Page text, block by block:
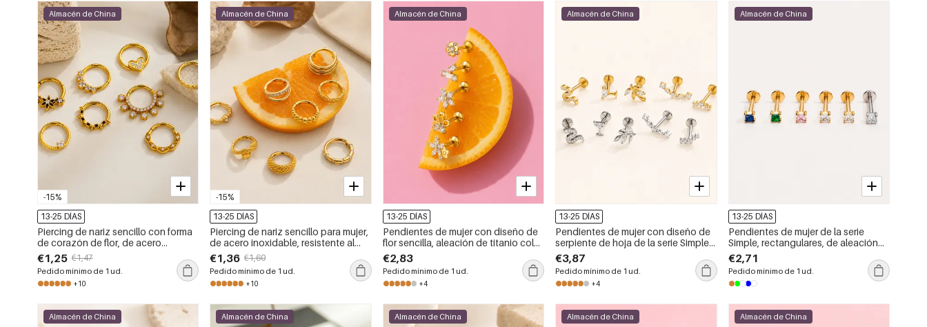
-15%
Almacén de China
13-25 DÍAS
Piercing de nariz sencillo con forma
de corazón de flor, de acero
inoxidable, resistente al agua, color
dorado y circonita, para mujer.
€1,25 €1,47
Pedido mínimo de 1 ud.
+10
-15%
Almacén de China
13-25 DÍAS
Piercing de nariz sencillo para mujer,
de acero inoxidable, resistente al
agua, color dorado y con circonita,
con diseño de serpiente.
€1,36 €1,60
Pedido mínimo de 1 ud.
+10
Almacén de China
13-25 DÍAS
Pendientes de mujer con diseño de
flor sencilla, aleación de titanio color
oro y circonita.
€2,83
Pedido mínimo de 1 ud.
+4
Almacén de China
13-25 DÍAS
Pendientes de mujer con diseño de
serpiente de hoja de la serie Simple,
aleación de titanio color oro y
circonita.
€3,87
Pedido mínimo de 1 ud.
+4
Almacén de China
13-25 DÍAS
Pendientes de mujer de la serie
Simple, rectangulares, de aleación
de titanio, color oro y con circonitas.
€2,71
Pedido mínimo de 1 ud.
Almacén de China Almacén de China Almacén de China Almacén de China Almacén de China